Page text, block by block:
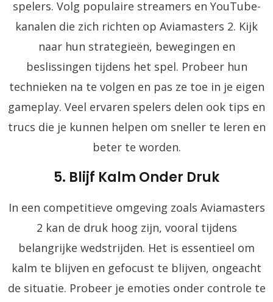
spelers. Volg populaire streamers en YouTube-
kanalen die zich richten op Aviamasters 2. Kijk
naar hun strategieën, bewegingen en
beslissingen tijdens het spel. Probeer hun
technieken na te volgen en pas ze toe in je eigen
gameplay. Veel ervaren spelers delen ook tips en
trucs die je kunnen helpen om sneller te leren en
beter te worden.
5. Blijf Kalm Onder Druk
In een competitieve omgeving zoals Aviamasters
2 kan de druk hoog zijn, vooral tijdens
belangrijke wedstrijden. Het is essentieel om
kalm te blijven en gefocust te blijven, ongeacht
de situatie. Probeer je emoties onder controle te